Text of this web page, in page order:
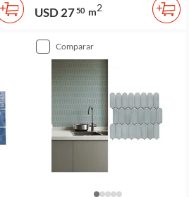
USD 2750 m2
comparar